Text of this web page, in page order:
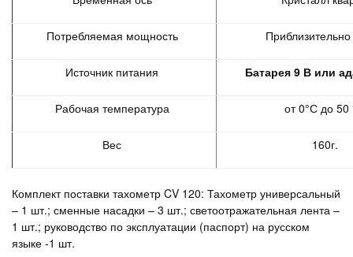
Потребляемая мощность
Источник питания Батарея 9 В или
Рабочая температура от 0°С до 50
Вес 160г.
Комплект поставки тахометр CV 120: Тахометр универсальный
– 1 шт.; сменные насадки – 3 шт.; светоотражательная лента –
1 шт.; руководство по эксплуатации (паспорт) на русском
языке -1 шт.